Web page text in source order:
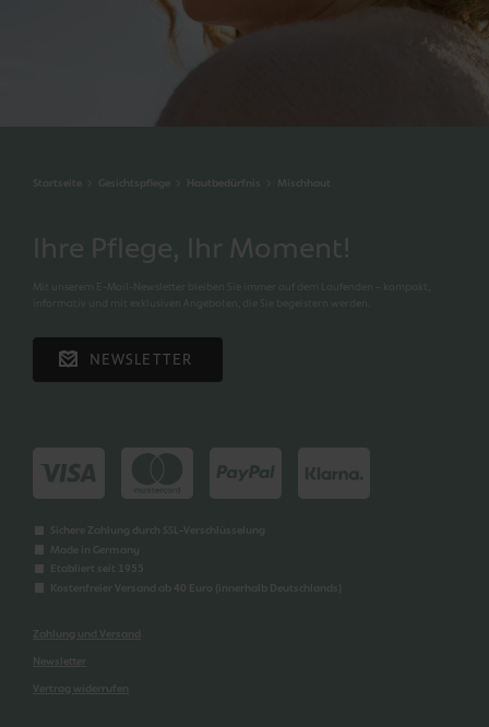
Startseite Gesichtspflege Hautbedürfnis Mischhaut
Sichere Zahlung durch SSL-Verschlüsselung
Made in Germany
Etabliert seit 1955
Kostenfreier Versand ab 40 Euro (innerhalb Deutschlands)
Zahlung und Versand
Newsletter
Vertrag widerrufen
Ihre Pflege, Ihr Moment!
Mit unserem E-Mail-Newsletter bleiben Sie immer auf dem Laufenden – kompakt,
informativ und mit exklusiven Angeboten, die Sie begeistern werden.
NEWSLETTER